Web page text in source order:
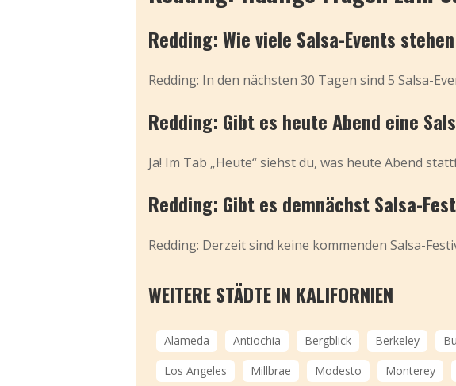
Redding: Wie viele Salsa-Events
Redding: In den nächsten 30 Tagen sind 5 Salsa-
Redding: Gibt es heute Abend eine
Ja! Im Tab „Heute“ siehst du, was heute Abend
Redding: Gibt es demnächst Salsa-
Redding: Derzeit sind keine kommenden Salsa-
WEITERE STÄDTE IN KALIFORNIEN
Alameda Antiochia Bergblick Berkeley
Los Angeles
Millbrae Modesto Monterey